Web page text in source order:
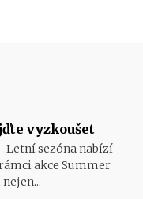
vyzkoušet
Letní sezóna nabízí
akce Summer